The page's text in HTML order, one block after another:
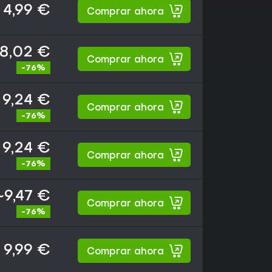
4,99 € Comprar ahora
€
-76%
Comprar ahora
9,24 €
-76%
Comprar ahora
9,24 €
-76%
Comprar ahora
€
-76%
Comprar ahora
9,99 € Comprar ahora